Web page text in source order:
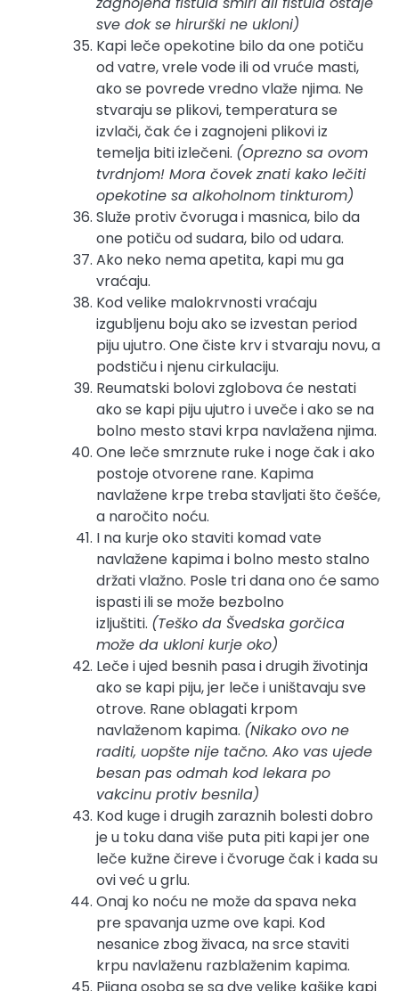
sve dok se hirurški ne ukloni)
Kapi leče opekotine bilo da one potiču
od vatre, vrele vode ili od vruće masti,
ako se povrede vredno vlaže njima. Ne
stvaraju se plikovi, temperatura se
izvlači, čak će i zagnojeni plikovi iz
temelja biti izlečeni. (Oprezno sa ovom
tvrdnjom! Mora čovek znati kako lečiti
opekotine sa alkoholnom tinkturom)
Služe protiv čvoruga i masnica, bilo da
one potiču od sudara, bilo od udara.
Ako neko nema apetita, kapi mu ga
vraćaju.
Kod velike malokrvnosti vraćaju
izgubljenu boju ako se izvestan period
piju ujutro. One čiste krv i stvaraju novu, a
podstiču i njenu cirkulaciju.
Reumatski bolovi zglobova će nestati
ako se kapi piju ujutro i uveče i ako se na
bolno mesto stavi krpa navlažena njima.
One leče smrznute ruke i noge čak i ako
postoje otvorene rane. Kapima
navlažene krpe treba stavljati što češće,
a naročito noću.
I na kurje oko staviti komad vate
navlažene kapima i bolno mesto stalno
držati vlažno. Posle tri dana ono će samo
ispasti ili se može bezbolno
izljuštiti. (Teško da Švedska gorčica
može da ukloni kurje oko)
Leče i ujed besnih pasa i drugih životinja
ako se kapi piju, jer leče i uništavaju sve
otrove. Rane oblagati krpom
navlaženom kapima. (Nikako ovo ne
raditi, uopšte nije tačno. Ako vas ujede
besan pas odmah kod lekara po
vakcinu protiv besnila)
Kod kuge i drugih zaraznih bolesti dobro
je u toku dana više puta piti kapi jer one
leče kužne čireve i čvoruge čak i kada su
ovi već u grlu.
Onaj ko noću ne može da spava neka
pre spavanja uzme ove kapi. Kod
nesanice zbog živaca, na srce staviti
krpu navlaženu razblaženim kapima.